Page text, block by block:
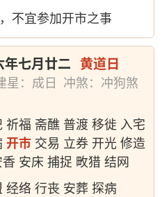
不宜参加开市之事
年七月廿二 黄道日
星：成日
冲煞：冲狗煞
祈福 斋醮 普渡 移徙 入宅
开市 交易 立券 开光 修造
安床 捕捉 畋猎 结网
经络 行丧 安葬 探病